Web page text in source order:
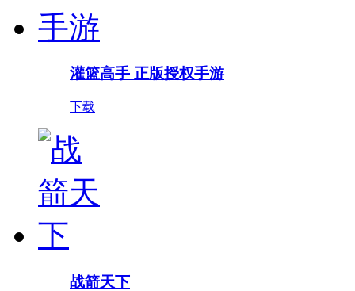
灌篮高手 正版授权手游
下载
战箭天下